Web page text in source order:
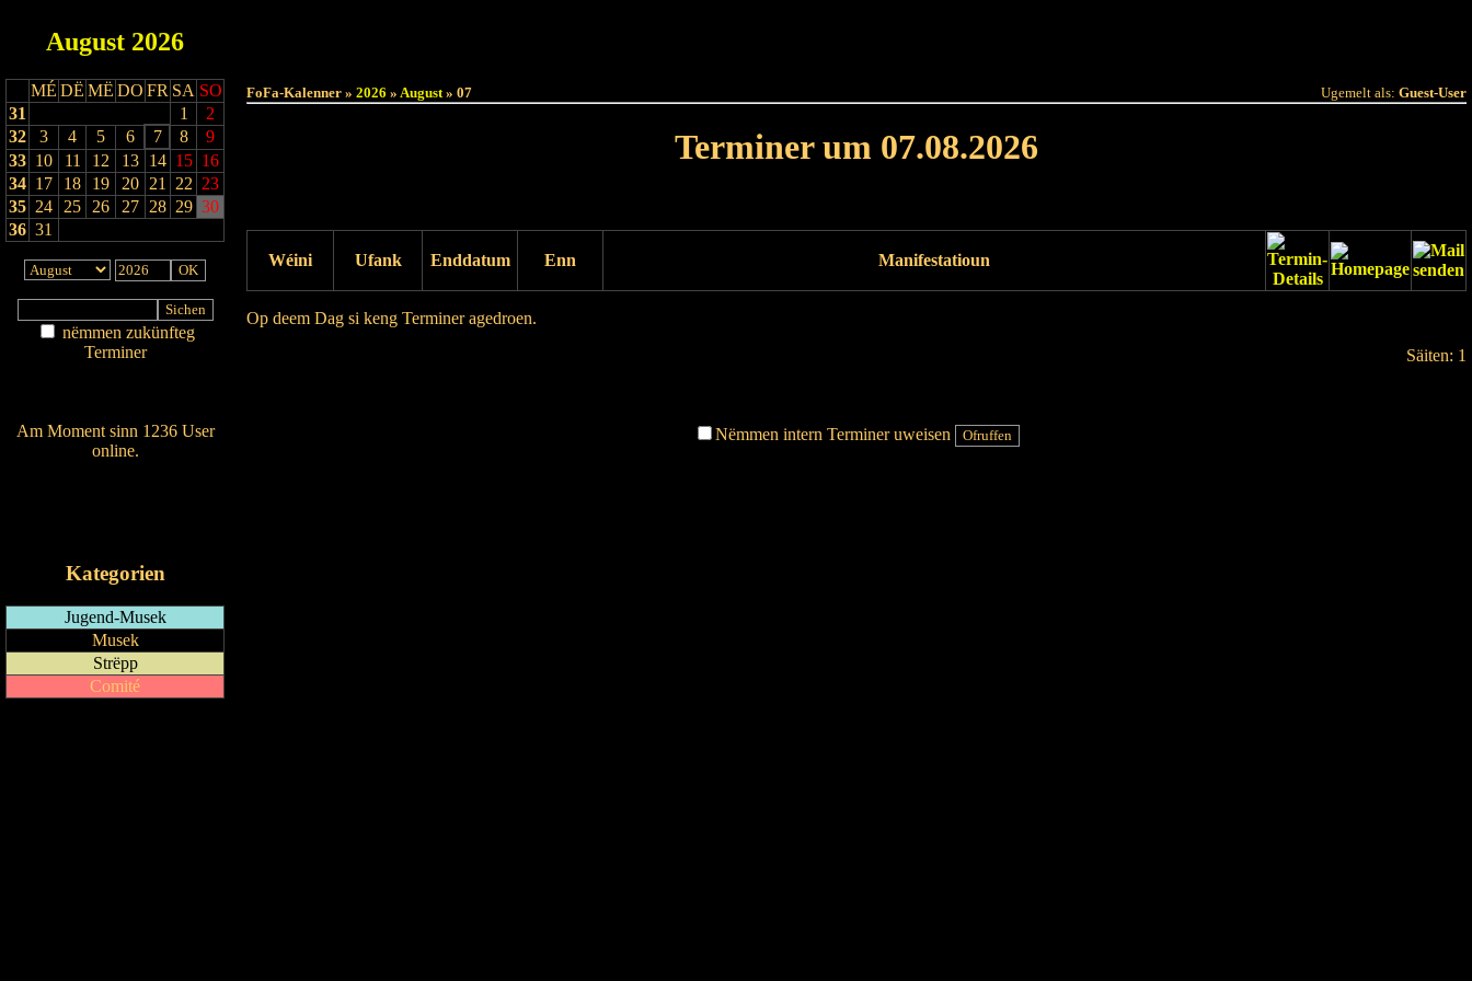
August 2026
MÉ DË MË DO FR SA SO
31
1
2
32
3 4 5 6 7 8
9
33 10 11 12 13 14 15 16
34 17 18 19 20 21 22 23
35 24 25 26 27 28 29 30
36 31
nëmmen zukünfteg
Terminer
Am Moment sinn 1236 User
online.
Kategorien
Jugend-Musek
Musek
Strëpp
Comité
FoFa-Kalenner » 2026 » August» 07 Ugemelt als: Guest-User
Terminer um 07.08.2026
Wéini Ufank Enddatum Enn Manifestatioun
Op deem Dag si keng Terminer agedroen.
Säiten: 1
Nëmmen intern Terminer uweisen